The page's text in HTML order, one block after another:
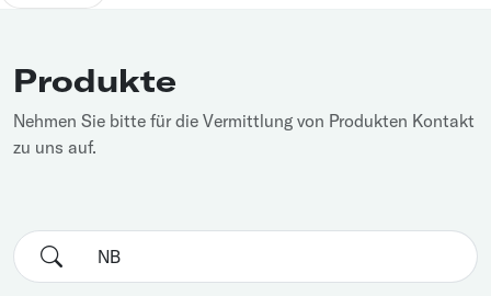
Produkte
Nehmen Sie bitte für die Vermittlung von Produkten Kontakt
zu uns auf.